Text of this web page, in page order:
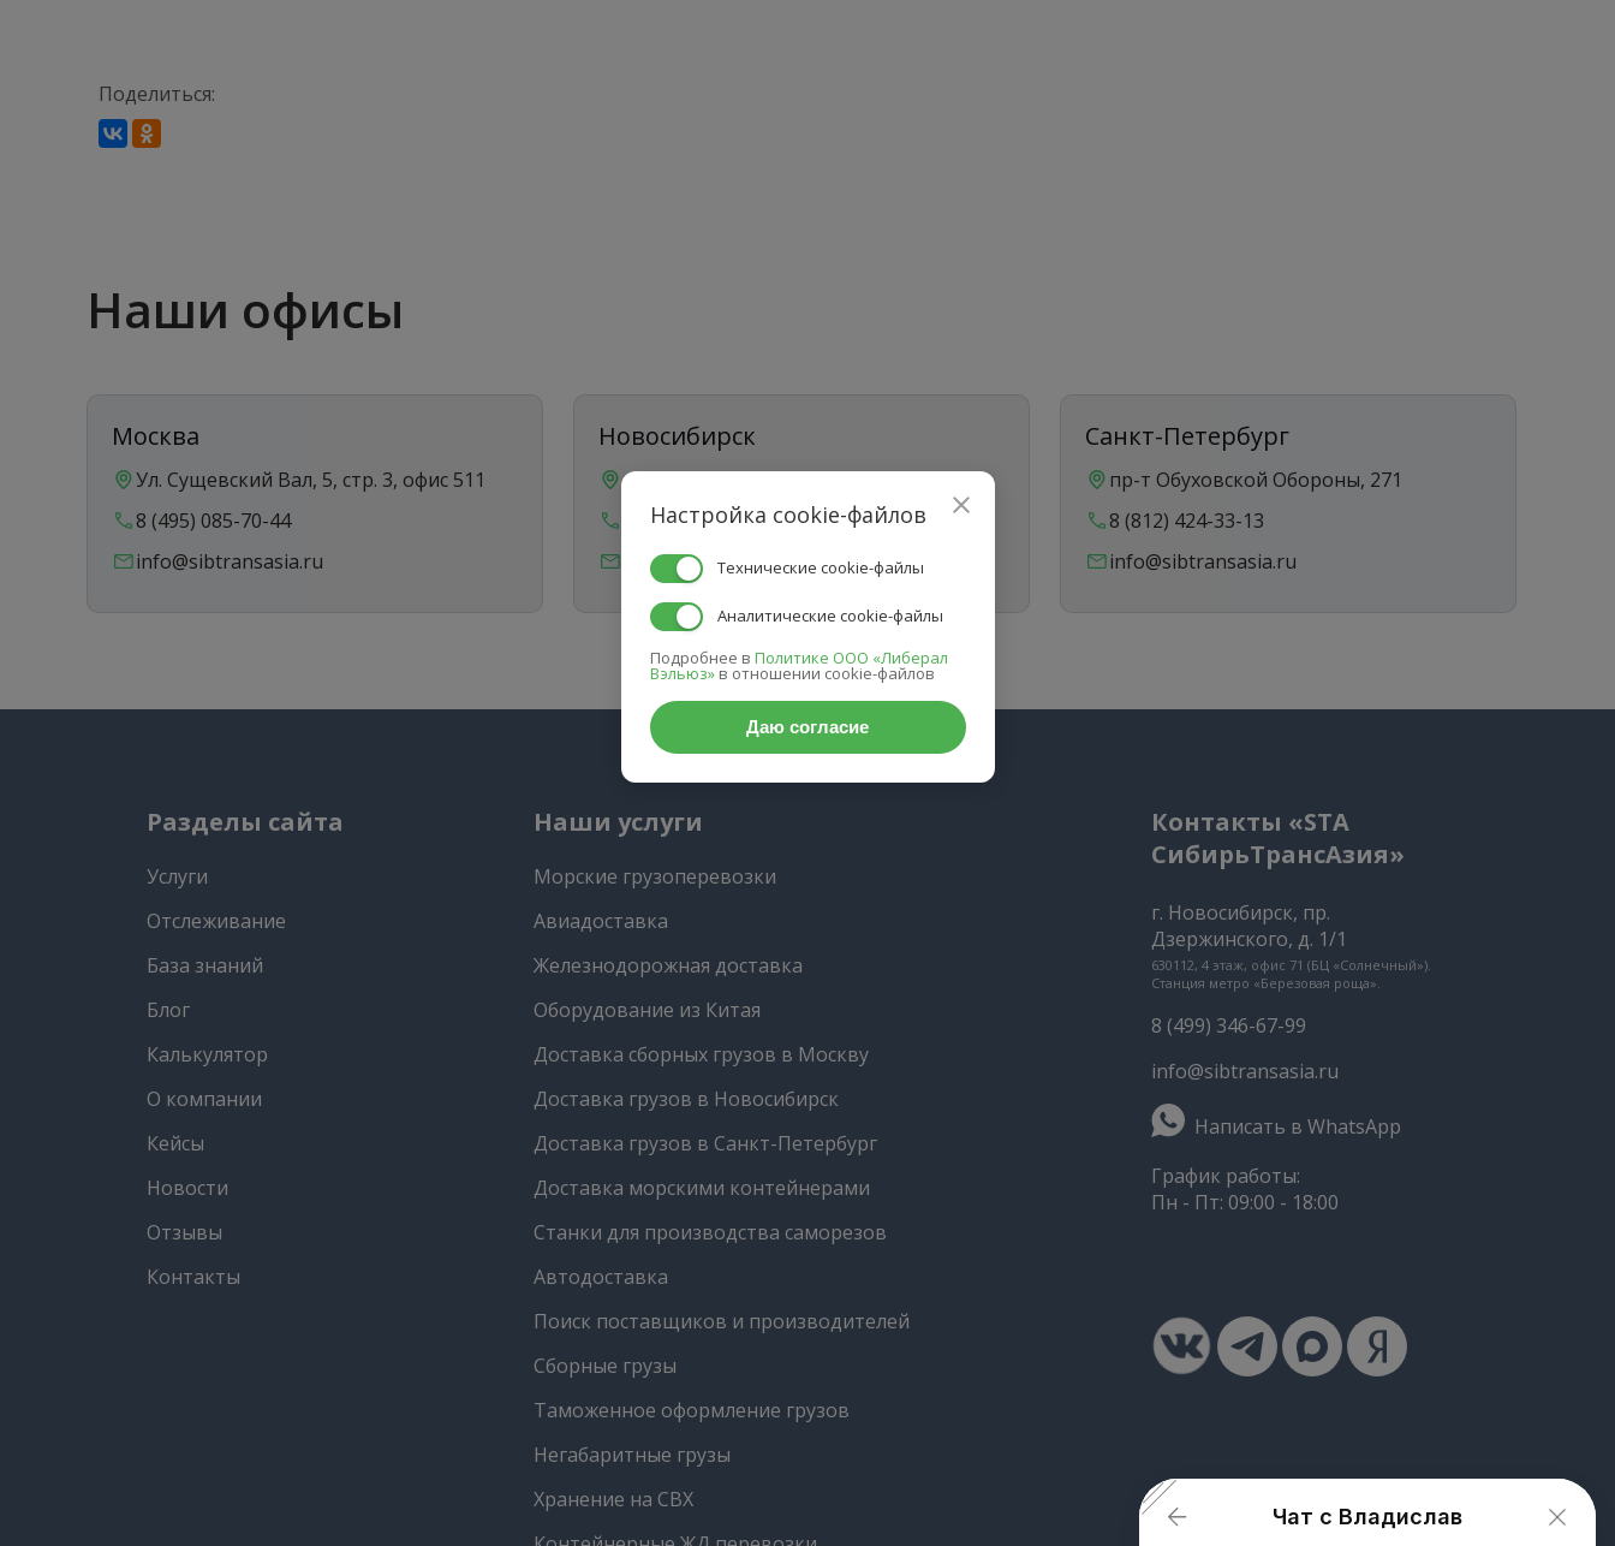
Настройка cookie-файлов
Технические cookie-файлы
Аналитические cookie-файлы
Подробнее в Политике ООО «Либерал
Вэльюз»в отношении cookie-файлов
Даю согласие
Поделиться:
Наши офисы
Москва
Ул. Сущевский Вал, 5, стр. 3, офис 511
8 (495) 085-70-44
info@sibtransasia.ru
Новосибирск
пр-т Дзержинского 1/1, офис 71
8 (383) 207-88-60
info@sibtransasia.ru
Санкт-Петербург
пр-т Обуховской Обороны, 271
8 (812) 424-33-13
info@sibtransasia.ru
Контакты «STA
СибирьТрансАзия»
г. Новосибирск, пр.
Дзержинского, д. 1/1
630112, 4 этаж, офис 71 (БЦ «Солнечный»).
Станция метро «Березовая роща».
8 (499) 346-67-99
info@sibtransasia.ru
Написать в WhatsApp
График работы:
Пн - Пт: 09:00 - 18:00
Разделы сайта
Услуги
Отслеживание
База знаний
Блог
Калькулятор
О компании
Кейсы
Новости
Отзывы
Контакты
Наши услуги
Морские грузоперевозки
Авиадоставка
Железнодорожная доставка
Оборудование из Китая
Доставка сборных грузов в Москву
Доставка грузов в Новосибирск
Доставка грузов в Санкт-Петербург
Доставка морскими контейнерами
Станки для производства саморезов
Автодоставка
Поиск поставщиков и производителей
Сборные грузы
Таможенное оформление грузов
Негабаритные грузы
Хранение на СВХ
Чат с Владислав